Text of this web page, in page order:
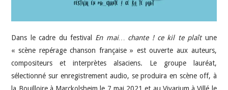
Dans le cadre du festival En mai… chante ! ce kil te plaîtune
« scène repérage chanson française » est ouverte aux auteurs,
compositeurs et interprètes alsaciens. Le groupe lauréat,
sélectionné sur enregistrement audio, se produira en scène off, à
la Bouilloire à Marckolsheim le 7 mai 2021 et au Vivarium à Villé le